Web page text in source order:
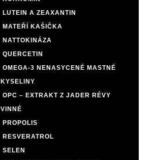
LUTEIN A ZEAXANTIN
MATEŘÍ KAŠIČKA
NATTOKINÁZA
QUERCETIN
OMEGA-3 NENASYCENÉ MASTNÉ
KYSELINY
OPC – EXTRAKT Z JADER RÉVY
VINNÉ
PROPOLIS
RESVERATROL
SELEN